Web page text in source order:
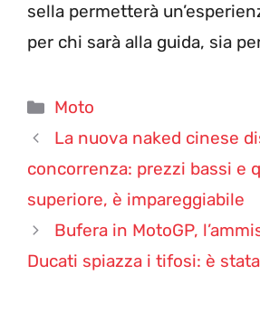
sella permetterà
per chi sarà alla guida, sia
Categorie
Moto
La nuova naked cinese
concorrenza: prezzi bassi e
superiore, è impareggiabile
Bufera in MotoGP,
Ducati spiazza i tifosi: è